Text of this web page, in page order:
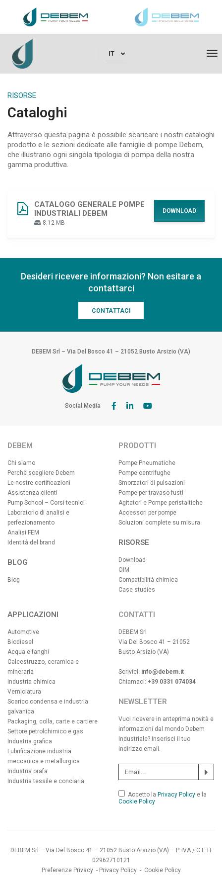
IT
RISORSE
Cataloghi
Attraverso questa pagina è possibile scaricare i nostri cataloghi
prodotto e le sezioni dedicate alle famiglie di pompe Debem,
che illustrano ogni singola tipologia di pompa della nostra
gamma produttiva.
CATALOGO GENERALE POMPE
INDUSTRIALI DEBEM
8.12 MB
DOWNLOAD
Desideri ricevere informazioni? Non esitare a
contattarci
CONTATTACI
DEBEM Srl – Via Del Bosco 41 – 21052 Busto Arsizio (VA)
Social Media
DEBEM
Chi siamo
Perchè scegliere Debem
Le nostre certificazioni
Assistenza clienti
Pump School – Corsi tecnici
Laboratorio di analisi e
perfezionamento
Analisi FEM
Identità del brand
BLOG
Blog
PRODOTTI
Pompe Pneumatiche
Pompe centrifughe
Smorzatori di pulsazioni
Pompe per travaso fusti
Agitatori e Pompe peristaltiche
Accessori per pompe
Soluzioni complete su misura
RISORSE
Download
OIM
Compatibilità chimica
Case studies
APPLICAZIONI
Automotive
Biodiesel
Acqua e fanghi
Calcestruzzo, ceramica e
mineraria
Industria chimica
Verniciatura
Scarico condensa e industria
galvanica
Packaging, colla, carte e cartiere
Settore petrolchimico e gas
Industria grafica
Lubrificazione industria
meccanica e metallurgica
Industria orafa
Industria tessile e conciaria
CONTATTI
DEBEM Srl
Via Del Bosco 41 – 21052
Busto Arsizio (VA)
Scrivici: info@debem.it
Chiamaci: +39 0331 074034
NEWSLETTER
Vuoi ricevere in anteprima novità e
informazioni dal mondo Debem
Industriale? Inserisci il tuo
indirizzo email.
Accetto la Privacy Policy e la
Cookie Policy
DEBEM Srl – Via Del Bosco 41 – 21052 Busto Arsizio (VA) – P. IVA / C.F. IT
02962710121
Preferenze Privacy - Privacy Policy - Cookie Policy